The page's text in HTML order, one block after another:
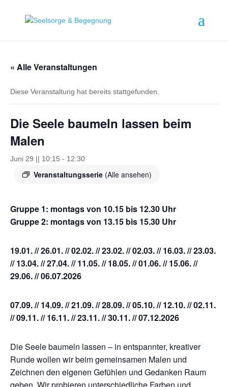
« Alle Veranstaltungen
Diese Veranstaltung hat bereits stattgefunden.
Die Seele baumeln lassen beim
Malen
Juni 29 || 10:15 - 12:30
Veranstaltungsserie (Alle ansehen)
Gruppe 1: montags von 10.15 bis 12.30 Uhr
Gruppe 2: montags von 13.15 bis 15.30 Uhr
19.01. // 26.01. // 02.02. // 23.02. // 02.03. // 16.03. // 23.03.
// 13.04. // 27.04. // 11.05. // 18.05. // 01.06. // 15.06. //
29.06. // 06.07.2026
07.09. // 14.09. // 21.09. // 28.09. // 05.10. // 12.10. // 02.11.
// 09.11. // 16.11. // 23.11. // 30.11. // 07.12.2026
Die Seele baumeln lassen – in entspannter, kreativer
Runde wollen wir beim gemeinsamen Malen und
Zeichnen den eigenen Gefühlen und Gedanken Raum